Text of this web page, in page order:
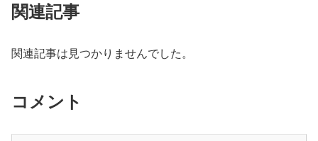
関連記事
関連記事は見つかりませんでした。
コメント